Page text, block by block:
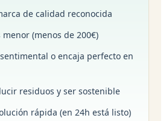
de calidad reconocida
menor (menos de 200€)
o encaja perfecto en
residuos y ser sostenible
rápida (en 24h está listo)